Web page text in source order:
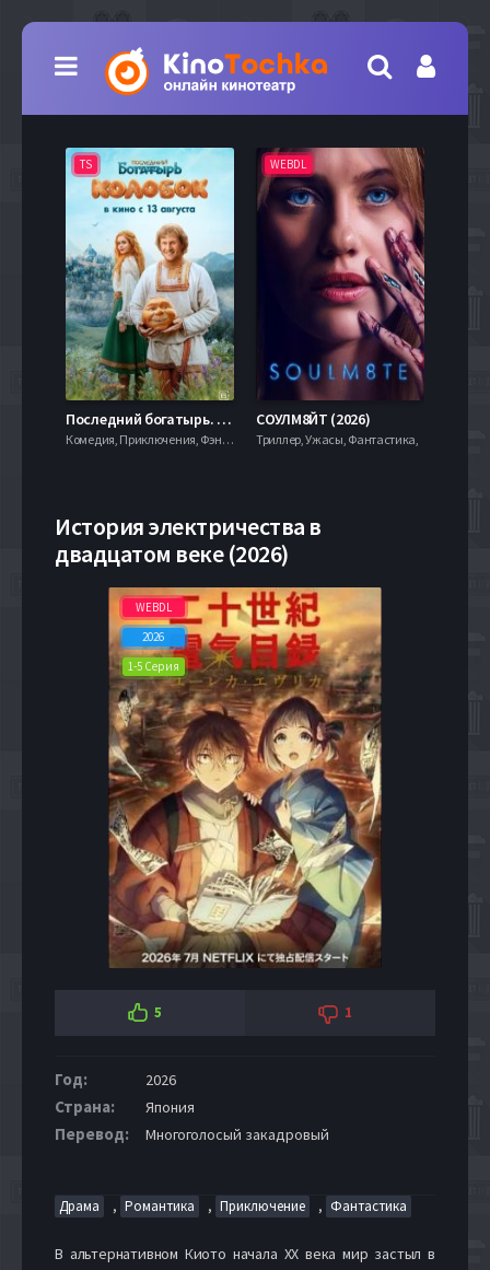
TS
Последний богатырь. Колобок (2026)
Комедия, Приключения, Фэнтези,
WEBDL
СОУЛМ8ЙТ (2026)
Триллер, Ужасы, Фантастика,
История электричества в
двадцатом веке (2026)
WEBDL
2026
1-5 Серия
5 1
Год: 2026
Страна: Япония
Перевод: Многоголосый закадровый
Драма , Романтика , Приключение , Фантастика
В альтернативном Киото начала XX века мир застыл в